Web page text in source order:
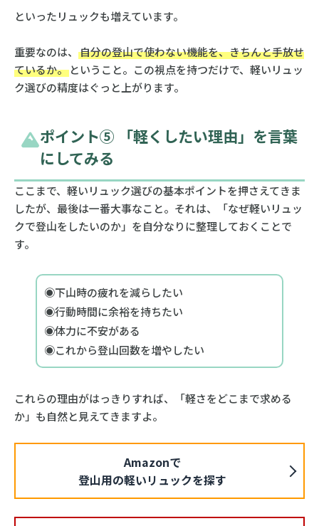
といったリュックも増えています。
重要なのは、 自分の登山で使わない機能を、きちんと手放せ
ているか。ということ。この視点を持つだけで、軽いリュッ
ク選びの精度はぐっと上がります。
ポイント⑤ 「軽くしたい理由」を言葉
にしてみる
ここまで、軽いリュック選びの基本ポイントを押さえてきま
したが、最後は一番大事なこと。それは、「なぜ軽いリュッ
クで登山をしたいのか」を自分なりに整理しておくことで
す。
◉下山時の疲れを減らしたい
◉行動時間に余裕を持ちたい
◉体力に不安がある
◉これから登山回数を増やしたい
これらの理由がはっきりすれば、「軽さをどこまで求める
か」も自然と見えてきますよ。
Amazonで
登山用の軽いリュックを探す